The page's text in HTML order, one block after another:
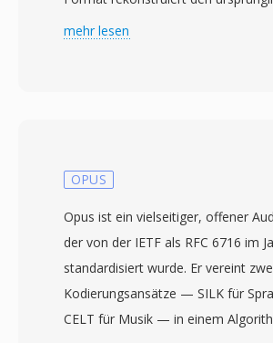
Stream bei der Dekodierung
gleichermaßen für den
Verarbeitungsgeschwindigkeit ist
prägenden Stärken von TTA — der
ohne hohe CPU-Anforderungen und
selbst auf älterer Hardware
mehr lesen
OPUS
Opus ist ein vielseitiger, offener
der von der IETF als RFC 6716 im
standardisiert wurde. Er vereint
Kodierungsansätze — SILK für
CELT für Musik — in einem